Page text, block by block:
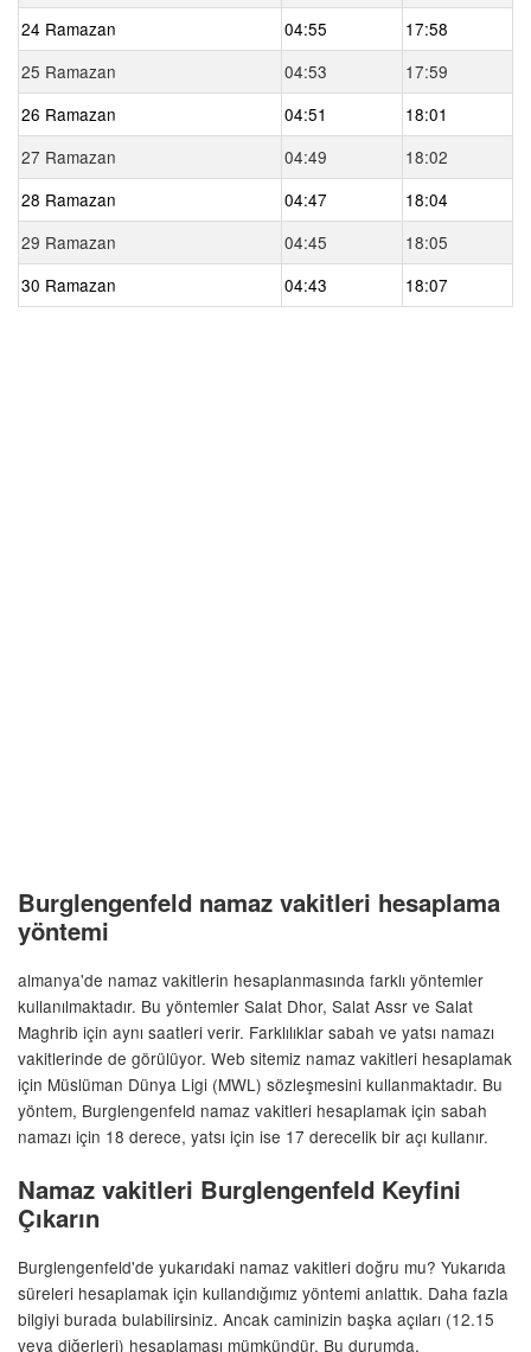
24 Ramazan
04:55
17:58
25 Ramazan
04:53
17:59
26 Ramazan
04:51
18:01
27 Ramazan
04:49
18:02
28 Ramazan
04:47
18:04
29 Ramazan
04:45
18:05
30 Ramazan
04:43 18:07
Burglengenfeld namaz vakitleri hesaplama
yöntemi
almanya'de namaz vakitlerin hesaplanmasında farklı yöntemler
kullanılmaktadır. Bu yöntemler Salat Dhor, Salat Assr ve Salat
Maghrib için aynı saatleri verir. Farklılıklar sabah ve yatsı namazı
vakitlerinde de görülüyor. Web sitemiz namaz vakitleri hesaplamak
için Müslüman Dünya Ligi (MWL) sözleşmesini kullanmaktadır. Bu
yöntem, Burglengenfeld namaz vakitleri hesaplamak için sabah
namazı için 18 derece, yatsı için ise 17 derecelik bir açı kullanır.
Namaz vakitleri Burglengenfeld Keyfini
Çıkarın
Burglengenfeld'de yukarıdaki namaz vakitleri doğru mu? Yukarıda
süreleri hesaplamak için kullandığımız yöntemi anlattık. Daha fazla
bilgiyi burada bulabilirsiniz. Ancak caminizin başka açıları (12.15
veya diğerleri) hesaplaması mümkündür. Bu durumda,